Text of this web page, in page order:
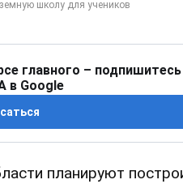
главного – подпишитесь
в Google
планируют